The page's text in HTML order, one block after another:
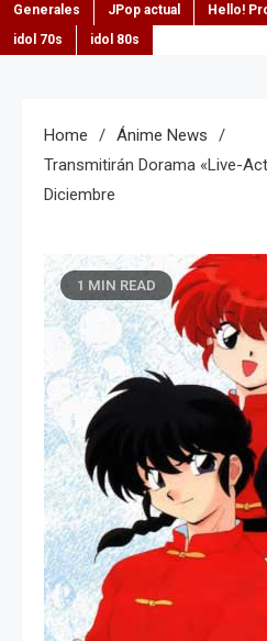
Generales
JPop actual Hello!
idol 70s
idol 80s
Home
Ánime News
Transmitirán Dorama «live-
Diciembre
1 MIN READ